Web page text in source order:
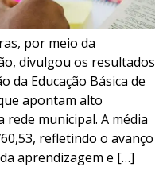
por meio da
divulgou os resultados
da Educação Básica de
apontam alto
municipal. A média
refletindo o avanço
aprendizagem e […]